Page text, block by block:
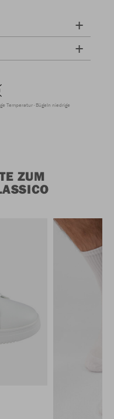
Temperatur Bügeln niedrige
ZUM